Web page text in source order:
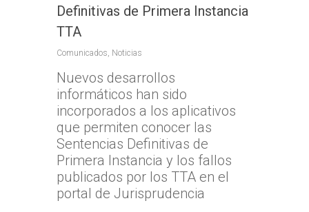
Definitivas de Primera Instancia
TTA
Comunicados, Noticias
Nuevos desarrollos
informáticos han sido
incorporados a los aplicativos
que permiten conocer las
Sentencias Definitivas de
Primera Instancia y los fallos
publicados por los TTA en el
portal de Jurisprudencia